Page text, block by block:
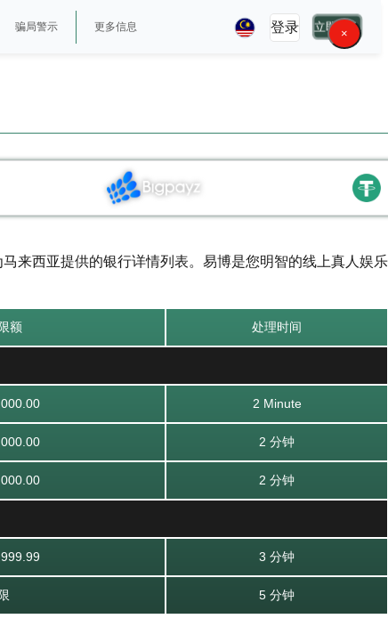
登录 立即加入
×
骗局警示 更多信息
来西亚提供的银行详情列表。易博是您明智的线上真人娱乐
额 处理时间
2 Minute
2 分钟
2 分钟
3 分钟
5 分钟